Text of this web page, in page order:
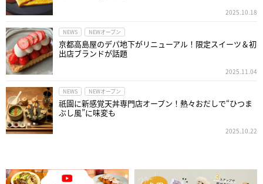
2025.10.18
NEWS NEWオープン
京都高島屋のデパ地下がリニューアル！限定スイーツ＆初
出店ブランドが話題
2025.11.04
NEWS NEWオープン
祇園に新感覚天丼専門店オープン！熱々おだしで“ひつま
ぶし風”に味変も
2025.10.22